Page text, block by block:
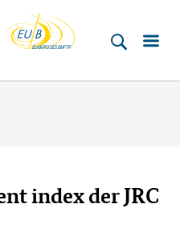
index der JRC